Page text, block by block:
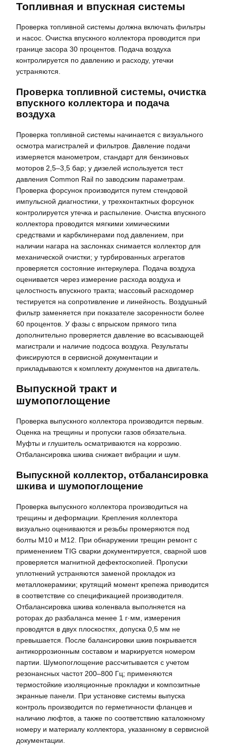
Топливная и впускная системы
Проверка топливной системы должна включать фильтры
и насос. Очистка впускного коллектора проводится при
границе засора 30 процентов. Подача воздуха
контролируется по давлению и расходу, утечки
устраняются.
Проверка топливной системы, очистка
впускного коллектора и подача
воздуха
Проверка топливной системы начинается с визуального
осмотра магистралей и фильтров. Давление подачи
измеряется манометром, стандарт для бензиновых
моторов 2,5–3,5 бар; у дизелей используется тест
давления Common Rail по заводским параметрам.
Проверка форсунок производится путем стендовой
импульсной диагностики, у трехконтактных форсунок
контролируется утечка и распыление. Очистка впускного
коллектора проводится мягкими химическими
средствами и карбклинерами под давлением, при
наличии нагара на заслонках снимается коллектор для
механической очистки; у турбированных агрегатов
проверяется состояние интеркулера. Подача воздуха
оценивается через измерение расхода воздуха и
целостность впускного тракта; массовый расходомер
тестируется на сопротивление и линейность. Воздушный
фильтр заменяется при показателе засоренности более
60 процентов. У фазы с впрыском прямого типа
дополнительно проверяется давление во всасывающей
магистрали и наличие подсоса воздуха. Результаты
фиксируются в сервисной документации и
прикладываются к комплекту документов на двигатель.
Выпускной тракт и
шумопоглощение
Проверка выпускного коллектора производится первым.
Оценка на трещины и пропуски газов обязательна.
Муфты и глушитель осматриваются на коррозию.
Отбалансировка шкива снижает вибрации и шум.
Выпускной коллектор, отбалансировка
шкива и шумопоглощение
Проверка выпускного коллектора производиться на
трещины и деформации. Крепления коллектора
визуально оцениваются и резьбы промеряются под
болты М10 и М12. При обнаружении трещин ремонт с
применением TIG сварки документируется, сварной шов
проверяется магнитной дефектоскопией. Пропуски
уплотнений устраняются заменой прокладок из
металлокерамики; крутящий момент крепежа приводится
в соответствие со спецификацией производителя.
Отбалансировка шкива коленвала выполняется на
роторах до разбаланса менее 1 г·мм, измерения
проводятся в двух плоскостях, допуска 0,5 мм не
превышается. После балансировки шкив покрывается
антикоррозионным составом и маркируется номером
партии. Шумопоглощение рассчитывается с учетом
резонансных частот 200–800 Гц; применяются
термостойкие изоляционные прокладки и композитные
экранные панели. При установке системы выпуска
контроль производится по герметичности фланцев и
наличию люфтов, а также по соответствию каталожному
номеру и материалу коллектора, указанному в сервисной
документации.